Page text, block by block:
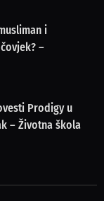
i
–
Prodigy u
– Životna škola